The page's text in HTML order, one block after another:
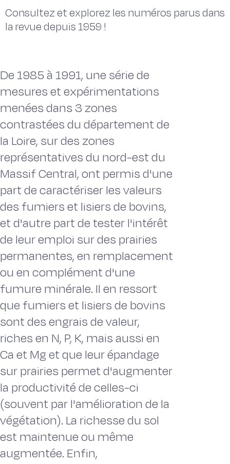
Consultez et explorez les numéros parus dans
la revue depuis 1959 !
De 1985 à 1991, une série de
mesures et expérimentations
menées dans 3 zones
contrastées du département de
la Loire, sur des zones
représentatives du nord-est du
Massif Central, ont permis d'une
part de caractériser les valeurs
des fumiers et lisiers de bovins,
et d'autre part de tester l'intérêt
de leur emploi sur des prairies
permanentes, en remplacement
ou en complément d'une
fumure minérale. Il en ressort
que fumiers et lisiers de bovins
sont des engrais de valeur,
riches en N, P, K, mais aussi en
Ca et Mg et que leur épandage
sur prairies permet d'augmenter
la productivité de celles-ci
(souvent par l'amélioration de la
végétation). La richesse du sol
est maintenue ou même
augmentée. Enfin,